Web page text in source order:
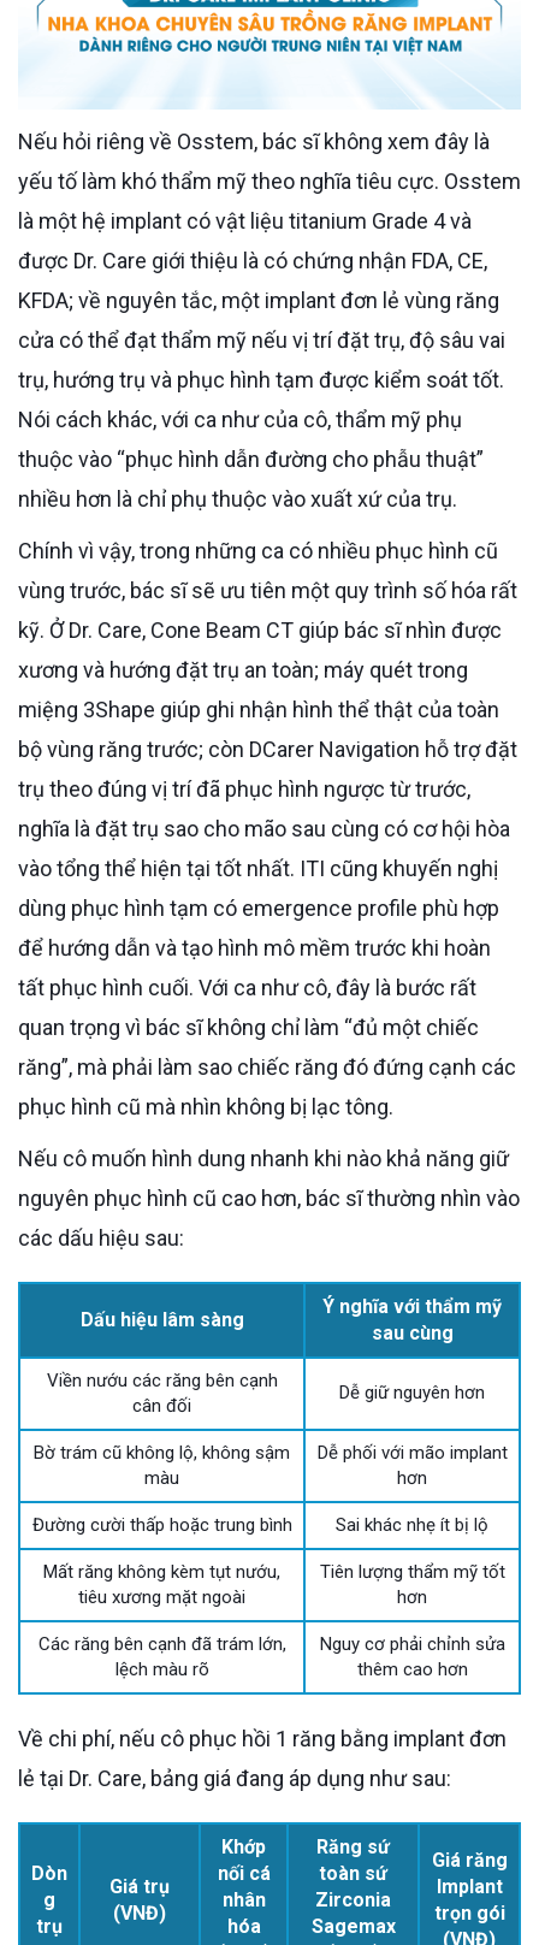
Nếu hỏi riêng về Osstem, bác sĩ không xem đây là
yếu tố làm khó thẩm mỹ theo nghĩa tiêu cực. Osstem
là một hệ implant có vật liệu titanium Grade 4 và
được Dr. Care giới thiệu là có chứng nhận FDA, CE,
KFDA; về nguyên tắc, một implant đơn lẻ vùng răng
cửa có thể đạt thẩm mỹ nếu vị trí đặt trụ, độ sâu vai
trụ, hướng trụ và phục hình tạm được kiểm soát tốt.
Nói cách khác, với ca như của cô, thẩm mỹ phụ
thuộc vào “phục hình dẫn đường cho phẫu thuật”
nhiều hơn là chỉ phụ thuộc vào xuất xứ của trụ.
Chính vì vậy, trong những ca có nhiều phục hình cũ
vùng trước, bác sĩ sẽ ưu tiên một quy trình số hóa rất
kỹ. Ở Dr. Care, Cone Beam CT giúp bác sĩ nhìn được
xương và hướng đặt trụ an toàn; máy quét trong
miệng 3Shape giúp ghi nhận hình thể thật của toàn
bộ vùng răng trước; còn DCarer Navigation hỗ trợ đặt
trụ theo đúng vị trí đã phục hình ngược từ trước,
nghĩa là đặt trụ sao cho mão sau cùng có cơ hội hòa
vào tổng thể hiện tại tốt nhất. ITI cũng khuyến nghị
dùng phục hình tạm có emergence profile phù hợp
để hướng dẫn và tạo hình mô mềm trước khi hoàn
tất phục hình cuối. Với ca như cô, đây là bước rất
quan trọng vì bác sĩ không chỉ làm “đủ một chiếc
răng”, mà phải làm sao chiếc răng đó đứng cạnh các
phục hình cũ mà nhìn không bị lạc tông.
Nếu cô muốn hình dung nhanh khi nào khả năng giữ
nguyên phục hình cũ cao hơn, bác sĩ thường nhìn vào
các dấu hiệu sau:
Dấu hiệu lâm sàng
Ý nghĩa với thẩm mỹ
sau cùng
Viền nướu các răng bên cạnh
cân đối
Dễ giữ nguyên hơn
Bờ trám cũ không lộ, không sậm
màu
Dễ phối với mão implant
hơn
Đường cười thấp hoặc trung bình Sai khác nhẹ ít bị lộ
Mất răng không kèm tụt nướu,
tiêu xương mặt ngoài
Tiên lượng thẩm mỹ tốt
hơn
Các răng bên cạnh đã trám lớn,
lệch màu rõ
Nguy cơ phải chỉnh sửa
thêm cao hơn
Về chi phí, nếu cô phục hồi 1 răng bằng implant đơn
lẻ tại Dr. Care, bảng giá đang áp dụng như sau:
Dòn
g
trụ
Giá trụ
(VNĐ)
Khớp
nối cá
nhân
hóa
Răng sứ
toàn sứ
Zirconia
Sagemax
Giá răng
Implant
trọn gói
(VNĐ)